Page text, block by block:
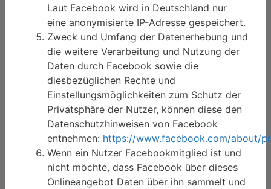
Laut Facebook wird in Deutschland nur
eine anonymisierte IP-Adresse gespeichert.
Zweck und Umfang der Datenerhebung und
die weitere Verarbeitung und Nutzung der
Daten durch Facebook sowie die
diesbezüglichen Rechte und
Einstellungsmöglichkeiten zum Schutz der
Privatsphäre der Nutzer, können diese den
Datenschutzhinweisen von Facebook
entnehmen: https://www.facebook.com/about/
Wenn ein Nutzer Facebookmitglied ist und
nicht möchte, dass Facebook über dieses
Onlineangebot Daten über ihn sammelt und